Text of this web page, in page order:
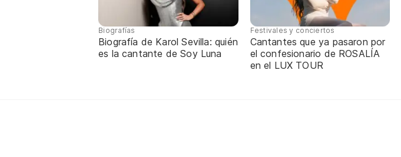
Biografías
Biografía de Karol Sevilla: quién
es la cantante de Soy Luna
Festivales y conciertos
Cantantes que ya pasaron por
el confesionario de ROSALÍA
en el LUX TOUR